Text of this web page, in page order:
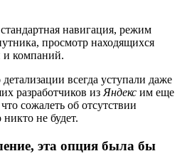
навигация, режим
просмотр находящихся
и компаний.
всегда уступали даже
разработчиков из Яндекс им еще
сожалеть об отсутствии
не будет.
эта опция была бы